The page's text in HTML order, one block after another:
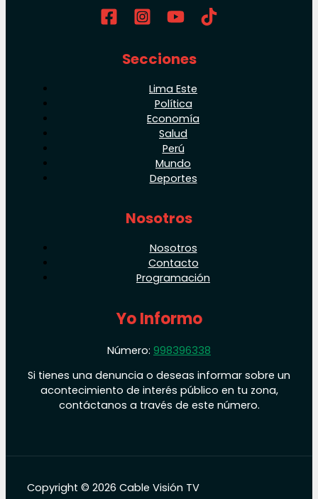
Secciones
Lima Este
Política
Economía
Salud
Perú
Mundo
Deportes
Nosotros
Nosotros
Contacto
Programación
Yo Informo
Número: 998396338
Si tienes una denuncia o deseas informar sobre un
acontecimiento de interés público en tu zona,
contáctanos a través de este número.
Copyright © 2026 Cable Visión TV